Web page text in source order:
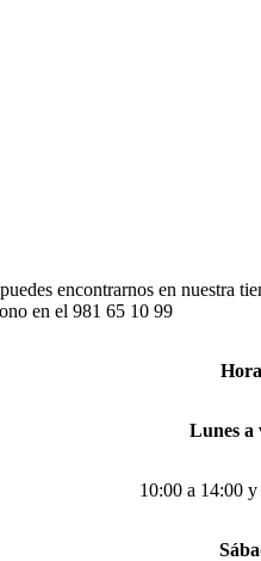
encontrarnos en nuestra
en el 981 65 10 99
Lunes a
10:00 a 14:00